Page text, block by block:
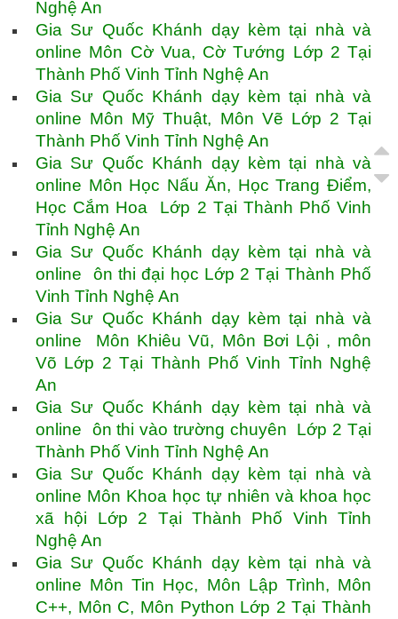
Nghệ An
Gia Sư Quốc Khánh dạy kèm tại nhà và
online Môn Cờ Vua, Cờ Tướng Lớp 2 Tại
Thành Phố Vinh Tỉnh Nghệ An
Gia Sư Quốc Khánh dạy kèm tại nhà và
online Môn Mỹ Thuật, Môn Vẽ Lớp 2 Tại
Thành Phố Vinh Tỉnh Nghệ An
Gia Sư Quốc Khánh dạy kèm tại nhà và
online Môn Học Nấu Ăn, Học Trang Điểm,
Học Cắm Hoa Lớp 2 Tại Thành Phố Vinh
Tỉnh Nghệ An
Gia Sư Quốc Khánh dạy kèm tại nhà và
online ôn thi đại học Lớp 2 Tại Thành Phố
Vinh Tỉnh Nghệ An
Gia Sư Quốc Khánh dạy kèm tại nhà và
online Môn Khiêu Vũ, Môn Bơi Lội , môn
Võ Lớp 2 Tại Thành Phố Vinh Tỉnh Nghệ
An
Gia Sư Quốc Khánh dạy kèm tại nhà và
online ôn thi vào trường chuyên Lớp 2 Tại
Thành Phố Vinh Tỉnh Nghệ An
Gia Sư Quốc Khánh dạy kèm tại nhà và
online Môn Khoa học tự nhiên và khoa học
xã hội Lớp 2 Tại Thành Phố Vinh Tỉnh
Nghệ An
Gia Sư Quốc Khánh dạy kèm tại nhà và
online Môn Tin Học, Môn Lập Trình, Môn
C++, Môn C, Môn Python Lớp 2 Tại Thành